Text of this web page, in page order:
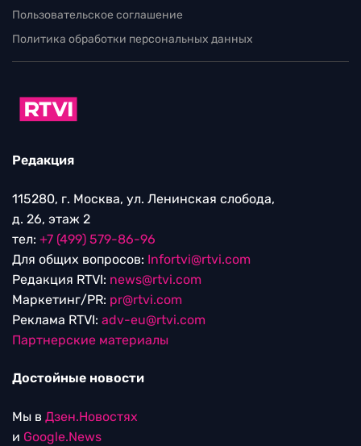
Пользовательское соглашение
Политика обработки персональных данных
Редакция
115280, г. Москва, ул. Ленинская слобода,
д. 26, этаж 2
тел: +7 (499) 579-86-96
Для общих вопросов: Infortvi@rtvi.com
Редакция RTVI: news@rtvi.com
Маркетинг/PR: pr@rtvi.com
Реклама RTVI: adv-eu@rtvi.com
Партнерские материалы
Достойные новости
Мы в Дзен.Новостях
и Google.News